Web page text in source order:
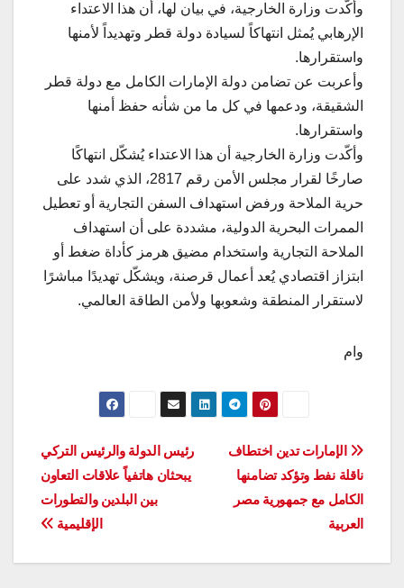
وأكّدت وزارة الخارجية، في بيان لها، أن هذا الاعتداء
الإرهابي يُمثل انتهاكاً لسيادة دولة قطر وتهديداً لأمنها
واستقرارها.
وأعربت عن تضامن دولة الإمارات الكامل مع دولة قطر
الشقيقة، ودعمها في كل ما من شأنه حفظ أمنها
واستقرارها.
وأكّدت وزارة الخارجية أن هذا الاعتداء يُشكّل انتهاكًا
صارخًا لقرار مجلس الأمن رقم 2817، الذي شدد على
حرية الملاحة ورفض استهداف السفن التجارية أو تعطيل
الممرات البحرية الدولية، مشددة على أن استهداف
الملاحة التجارية واستخدام مضيق هرمز كأداة ضغط أو
ابتزاز اقتصادي يُعد أعمال قرصنة، ويشكّل تهديدًا مباشرًا
لاستقرار المنطقة وشعوبها ولأمن الطاقة العالمي.
وام
تصفّح
المقالات
رئيس الدولة والرئيس التركي
يبحثان هاتفياً علاقات التعاون
بين البلدين والتطورات
الإقليمية
الإمارات تدين اختطاف
ناقلة نفط وتؤكد تضامنها
الكامل مع جمهورية مصر
العربية